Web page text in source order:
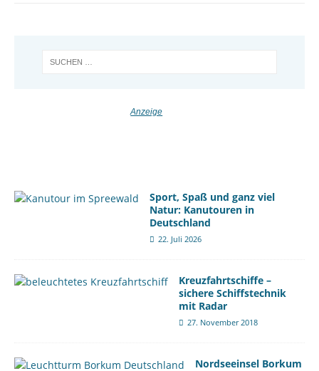
Sport, Spaß und ganz viel
Natur: Kanutouren in
Deutschland
22. Juli 2026
Kreuzfahrtschiffe –
sichere Schiffstechnik
mit Radar
27. November 2018
Nordseeinsel Borkum